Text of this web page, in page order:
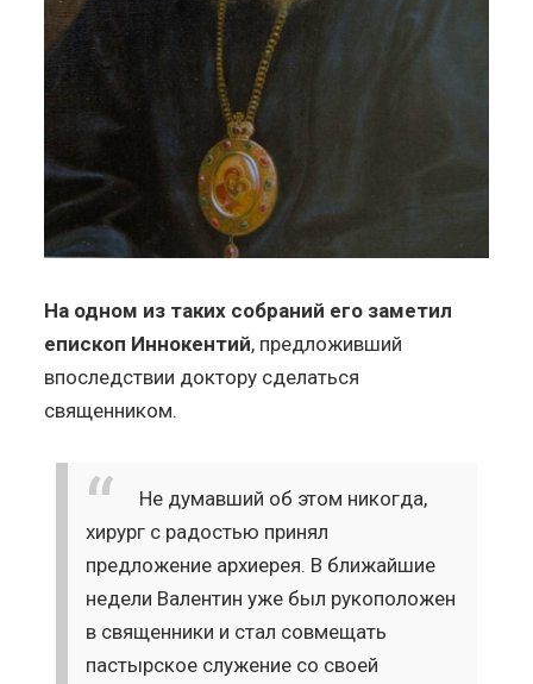
На одном из таких собраний его заметил
епископ Иннокентий, предложивший
впоследствии доктору сделаться
священником.
Не думавший об этом никогда,
хирург с радостью принял
предложение архиерея. В ближайшие
недели Валентин уже был рукоположен
в священники и стал совмещать
пастырское служение со своей